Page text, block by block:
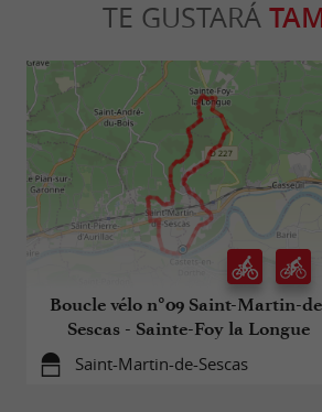
TE GUSTARÁ
Boucle vélo n°09 Saint-Martin-
Sescas - Sainte-Foy la Longue
Saint-Martin-de-Sescas